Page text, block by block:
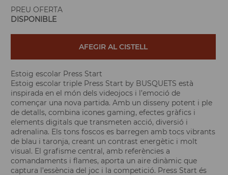
PREU OFERTA
DISPONIBLE
AFEGIR AL CISTELL
Estoig escolar Press Start
Estoig escolar triple Press Start by BUSQUETS està
inspirada en el món dels videojocs i l’emoció de
començar una nova partida. Amb un disseny potent i ple
de detalls, combina icones gaming, efectes gràfics i
elements digitals que transmeten acció, diversió i
adrenalina. Els tons foscos es barregen amb tocs vibrants
de blau i taronja, creant un contrast energètic i molt
visual. El grafisme central, amb referències a
comandaments i flames, aporta un aire dinàmic que
captura l’essència del joc i la competició. Press Start és